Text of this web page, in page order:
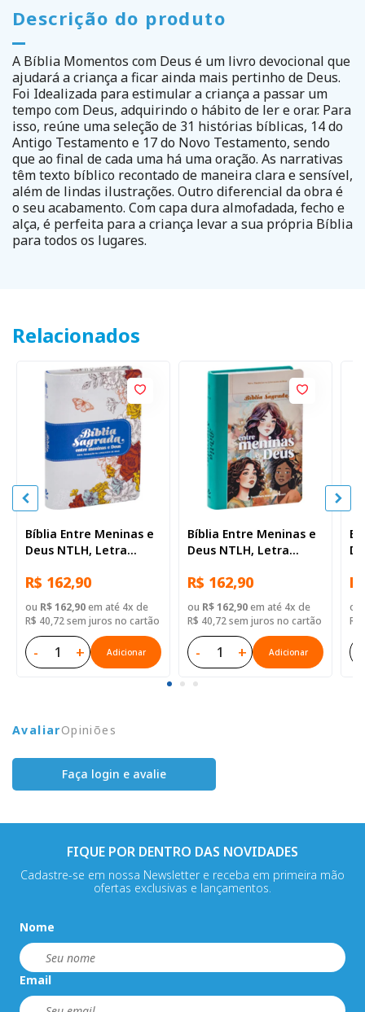
Descrição do produto
A Bíblia Momentos com Deus é um livro devocional que
ajudará a criança a ficar ainda mais pertinho de Deus.
Foi Idealizada para estimular a criança a passar um
tempo com Deus, adquirindo o hábito de ler e orar. Para
isso, reúne uma seleção de 31 histórias bíblicas, 14 do
Antigo Testamento e 17 do Novo Testamento, sendo
que ao final de cada uma há uma oração. As narrativas
têm texto bíblico recontado de maneira clara e sensível,
além de lindas ilustrações. Outro diferencial da obra é
o seu acabamento. Com capa dura almofadada, fecho e
alça, é perfeita para a criança levar a sua própria Bíblia
para todos os lugares.
Relacionados
Bíblia Entre Meninas e
Deus NTLH, Letra
Capa Couro Sintético
Ilustrada: Branca
R$ 162,90
ou R$ 162,90em até 4x de
R$ 40,72 sem juros no cartão
- + Adicionar
Bíblia Entre Meninas e
Deus NTLH, Letra
Capa Couro Sintético
Ilustrada: Cinza
R$ 162,90
ou R$ 162,90em até 4x de
R$ 40,72 sem juros no cartão
- + Adicionar
ou
R$
AvaliarOpiniões
Faça login e avalie
FIQUE POR DENTRO DAS NOVIDADES
Cadastre-se em nossa Newsletter e receba em primeira mão
ofertas exclusivas e lançamentos.
Nome
Email